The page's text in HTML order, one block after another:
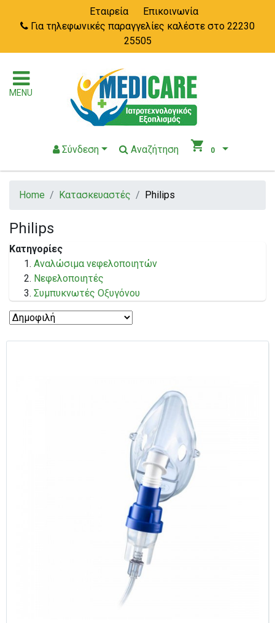
Εταιρεία
Επικοινωνία
Για τηλεφωνικές παραγγελίες καλέστε στο 22230
25505
MENU
Σύνδεση Αναζήτηση shopping_cart 0
Home Κατασκευαστές Philips
Philips
Κατηγορίες
Αναλώσιμα νεφελοποιητών
Νεφελοποιητές
Συμπυκνωτές Οξυγόνου